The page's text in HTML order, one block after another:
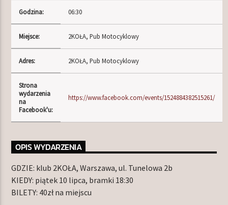
TERAZ W RAMÓWCE
LIGHT ORBIT WEEKEND
10:00 12:00
NASTĘPNIE W RAMÓWCE
INDIE ORBIT WEEKEND
12:00 14:00
Radio Orbit
Godzina: 06:30
Miejsce: 2KOŁA, Pub Motocyklowy
Adres: 2KOŁA, Pub Motocyklowy
Strona
wydarzenia
na
Facebook'u:
https://www.facebook.com/events/1524884382515261/
OPIS WYDARZENIA
GDZIE: klub 2KOŁA, Warszawa, ul. Tunelowa 2b
KIEDY: piątek 10 lipca, bramki 18:30
BILETY: 40zł na miejscu